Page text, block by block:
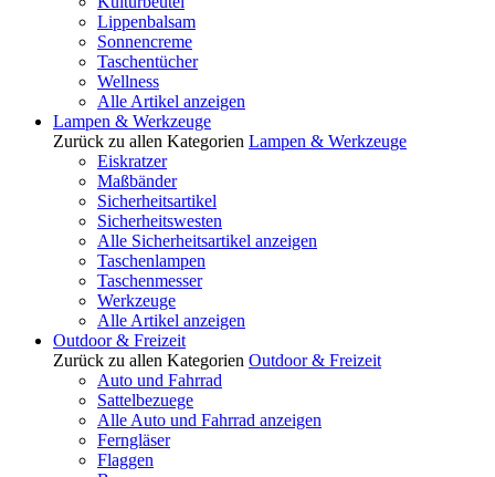
Lippenbalsam
Sonnencreme
Taschentücher
Wellness
Alle Artikel anzeigen
Lampen & Werkzeuge
Zurück zu allen Kategorien Lampen & Werkzeuge
Eiskratzer
Maßbänder
Sicherheitsartikel
Sicherheitswesten
Alle Sicherheitsartikel anzeigen
Taschenlampen
Taschenmesser
Werkzeuge
Alle Artikel anzeigen
Outdoor & Freizeit
Zurück zu allen Kategorien Outdoor & Freizeit
Auto und Fahrrad
Sattelbezuege
Alle Auto und Fahrrad anzeigen
Ferngläser
Flaggen